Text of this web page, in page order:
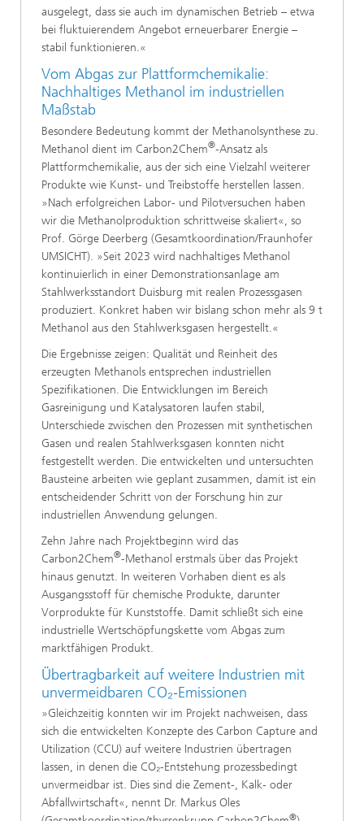
ausgelegt, dass sie auch im dynamischen Betrieb – etwa
bei fluktuierendem Angebot erneuerbarer Energie –
stabil funktionieren.«
Vom Abgas zur Plattformchemikalie:
Nachhaltiges Methanol im industriellen
Maßstab
Besondere Bedeutung kommt der Methanolsynthese zu.
Methanol dient im Carbon2Chem®‑Ansatz als
Plattformchemikalie, aus der sich eine Vielzahl weiterer
Produkte wie Kunst- und Treibstoffe herstellen lassen.
»Nach erfolgreichen Labor‑ und Pilotversuchen haben
wir die Methanolproduktion schrittweise skaliert«, so
Prof. Görge Deerberg (Gesamtkoordination/Fraunhofer
UMSICHT). »Seit 2023 wird nachhaltiges Methanol
kontinuierlich in einer Demonstrationsanlage am
Stahlwerksstandort Duisburg mit realen Prozessgasen
produziert. Konkret haben wir bislang schon mehr als 9 t
Methanol aus den Stahlwerksgasen hergestellt.«
Die Ergebnisse zeigen: Qualität und Reinheit des
erzeugten Methanols entsprechen industriellen
Spezifikationen. Die Entwicklungen im Bereich
Gasreinigung und Katalysatoren laufen stabil,
Unterschiede zwischen den Prozessen mit synthetischen
Gasen und realen Stahlwerksgasen konnten nicht
festgestellt werden. Die entwickelten und untersuchten
Bausteine arbeiten wie geplant zusammen, damit ist ein
entscheidender Schritt von der Forschung hin zur
industriellen Anwendung gelungen.
Zehn Jahre nach Projektbeginn wird das
Carbon2Chem®‑Methanol erstmals über das Projekt
hinaus genutzt. In weiteren Vorhaben dient es als
Ausgangsstoff für chemische Produkte, darunter
Vorprodukte für Kunststoffe. Damit schließt sich eine
industrielle Wertschöpfungskette vom Abgas zum
marktfähigen Produkt.
Übertragbarkeit auf weitere Industrien mit
unvermeidbaren CO₂‑Emissionen
»Gleichzeitig konnten wir im Projekt nachweisen, dass
sich die entwickelten Konzepte des Carbon Capture and
Utilization (CCU) auf weitere Industrien übertragen
lassen, in denen die CO₂‑Entstehung prozessbedingt
unvermeidbar ist. Dies sind die Zement‑, Kalk‑ oder
Abfallwirtschaft«, nennt Dr. Markus Oles
®